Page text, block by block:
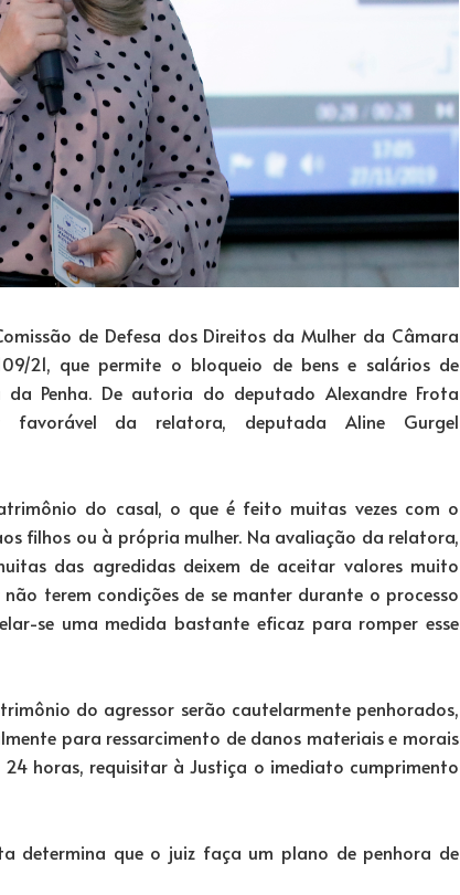
de Defesa dos Direitos da Mulher da Câmara
21, que permite o bloqueio de bens e salários de
Penha. De autoria do deputado Alexandre Frota
favorável da relatora, deputada Aline Gurgel
do casal, o que é feito muitas vezes com o
filhos ou à própria mulher. Na avaliação da relatora,
das agredidas deixem de aceitar valores muito
terem condições de se manter durante o processo
se uma medida bastante eficaz para romper esse
do agressor serão cautelarmente penhorados,
para ressarcimento de danos materiais e morais
horas, requisitar à Justiça o imediato cumprimento
determina que o juiz faça um plano de penhora de